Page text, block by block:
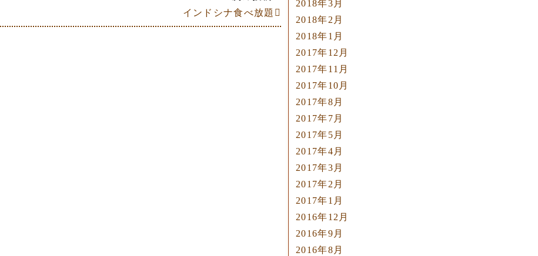
インドシナ食べ放題
2018年3月
2018年2月
2018年1月
2017年12月
2017年11月
2017年10月
2017年8月
2017年7月
2017年5月
2017年4月
2017年3月
2017年2月
2017年1月
2016年12月
2016年9月
2016年8月